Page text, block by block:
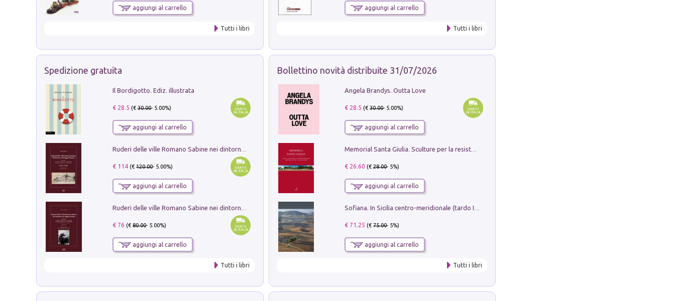
aggiungi al carrello
Tutti i libri
aggiungi al carrello
Tutti i libri
Spedizione gratuita
Il Bordigotto. Ediz. illustrata
€ 28.5 (€30.00- 5.00%)
aggiungi al carrello
€ 114(€120.00- 5.00%)
aggiungi al carrello
€ 76 (€80.00- 5.00%)
aggiungi al carrello
Tutti i libri
Bollettino novità distribuite 31/07/2026
Angela Brandys. Outta Love
€ 28.5 (€30.00- 5.00%)
aggiungi al carrello
€ 26.60 (€28.00- 5%)
aggiungi al carrello
€ 71.25 (€75.00- 5%)
aggiungi al carrello
Tutti i libri